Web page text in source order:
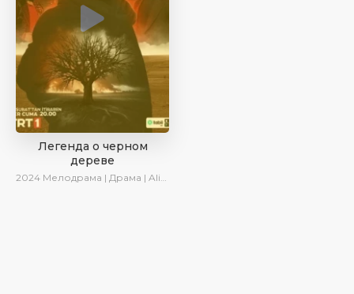
Легенда о черном
дереве
2024 Мелодрама | Драма | AlisaDirilis | Сериалы 2024